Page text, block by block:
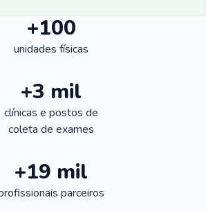
+100
unidades físicas
+3 mil
clínicas e postos de
coleta de exames
+19 mil
parceiros